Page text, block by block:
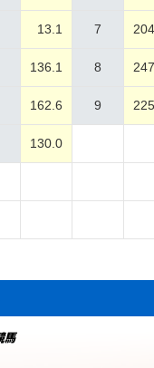
13.1 7
136.1 8
162.6 9
130.0